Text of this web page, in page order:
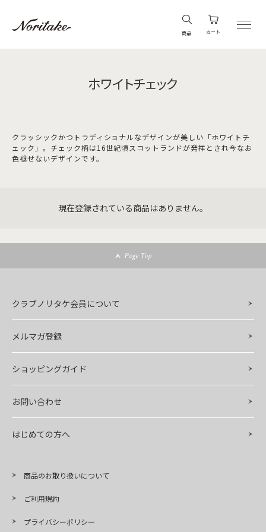
商品 カート
ホワイトチェック
クラッシックかつトラディショナルなデザインが美しい「ホワイトチ
ェック」。チェック柄は16世紀頃スコットランドが発祥とされ今なお
色褪せないデザインです。
現在登録されている商品はありません。
Page Top
クラブノリタケ会員について
メルマガ登録
ショッピングガイド
お問い合わせ
はじめての方へ
商品のお取り扱いについて
ご利用規約
プライバシーポリシー